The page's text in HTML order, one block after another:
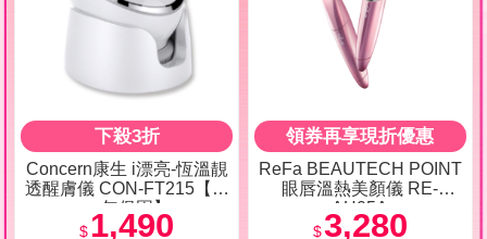
下殺3折
Concern康生 i漂亮-恆溫靚
透醒膚儀 CON-FT215【享
一年保固】
$ 1,490
領券再享現折優惠
ReFa BEAUTECH POINT
眼唇溫熱美顏儀 RE-
AH05A
$3,280